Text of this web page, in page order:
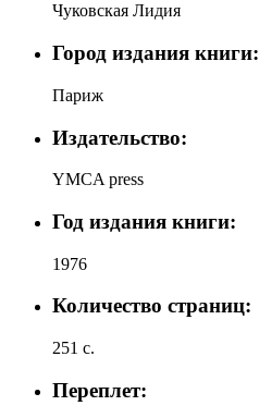
Чуковская Лидия
Город издания книги:
Париж
Издательство:
YMCA press
Год издания книги:
1976
Количество страниц:
251 с.
Переплет: